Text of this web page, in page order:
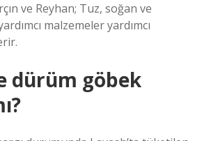
ve Reyhan; Tuz, soğan ve
malzemeler yardımcı
dürüm göbek